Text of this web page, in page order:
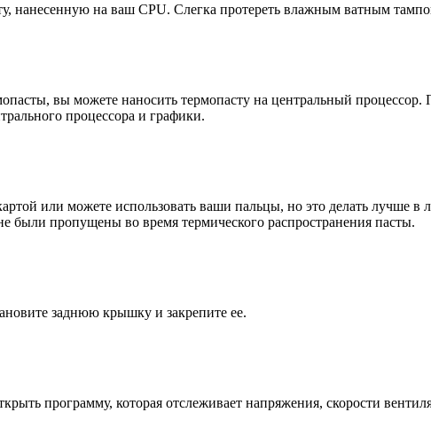
нанесенную на ваш CPU. Слегка протереть влажным ватным
вы можете наносить термопасту на центральный
процессора и графики.
или можете использовать ваши пальцы, но это делать лучше в
были пропущены во время термического распространения пасты.
заднюю крышку и закрепите ее.
программу, которая отслеживает напряжения, скорости